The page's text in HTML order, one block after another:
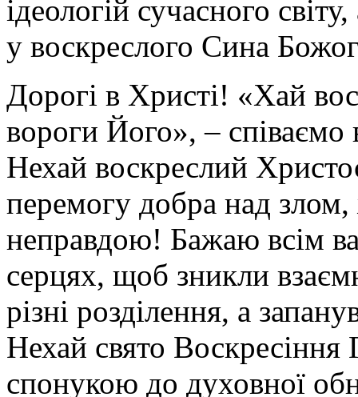
ідеологій сучасного
у воскреслого Сина
Дорогі в Христі! «Хай
вороги Його», – співаємо
Нехай воскреслий
перемогу добра над
неправдою! Бажаю всім
серцях, щоб зникли
різні розділення, а
Нехай свято Воскресіння
спонукою до духовної